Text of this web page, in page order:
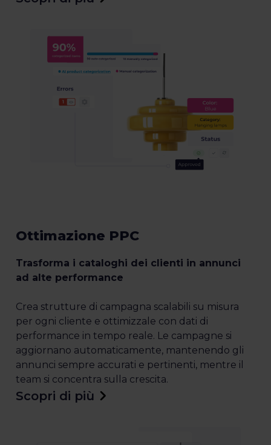
Ottimazione PPC
Trasforma i cataloghi dei clienti in annunci
ad alte performance
Crea strutture di campagna scalabili su misura
per ogni cliente e ottimizzale con dati di
performance in tempo reale. Le campagne si
aggiornano automaticamente, mantenendo gli
annunci sempre accurati e pertinenti, mentre il
team si concentra sulla crescita.
Scopri di più